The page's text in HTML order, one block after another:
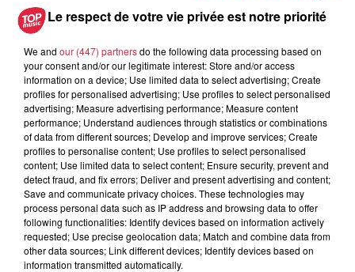
Date
au27 juin 2021 à 0h00
Lieu
L'Écomusée d'Alsace -
UNGERSHEIM (68)
Organisateur
https://www.ecomusee.alsace/fr/
arbre-vie-usages
Le respect de votre vie privée est notre priorité
We and our (447) partnersdo the following data processing based on
your consent and/or our legitimate interest: Store and/or access
information on a device; Use limited data to select advertising; Create
profiles for personalised advertising; Use profiles to select personalised
advertising; Measure advertising performance; Measure content
performance; Understand audiences through statistics or combinations
of data from different sources; Develop and improve services; Create
profiles to personalise content; Use profiles to select personalised
content; Use limited data to select content; Ensure security, prevent and
detect fraud, and fix errors; Deliver and present advertising and content;
Save and communicate privacy choices. These technologies may
process personal data such as IP address and browsing data to offer
following functionalities: Identify devices based on information actively
requested; Use precise geolocation data; Match and combine data from
other data sources; Link different devices; Identify devices based on
information transmitted automatically.